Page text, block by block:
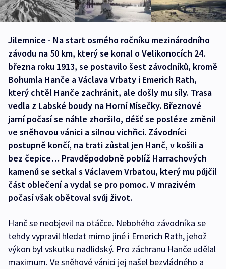
Jilemnice - Na start osmého ročníku mezinárodního
závodu na 50 km, který se konal o Velikonocích 24.
března roku 1913, se postavilo šest závodníků, kromě
Bohumla Hanče a Václava Vrbaty i Emerich Rath,
který chtěl Hanče zachránit, ale došly mu síly. Trasa
vedla z Labské boudy na Horní Mísečky. Březnové
jarní počasí se náhle zhoršilo, déšť se posléze změnil
ve sněhovou vánici a silnou vichřici. Závodníci
postupně končí, na trati zůstal jen Hanč, v košili a
bez čepice… Pravděpodobně poblíž Harrachových
kamenů se setkal s Václavem Vrbatou, který mu půjčil
část oblečení a vydal se pro pomoc. V mrazivém
počasí však obětoval svůj život.
Hanč se neobjevil na otáčce. Nebohého závodníka se
tehdy vypravil hledat mimo jiné i Emerich Rath, jehož
výkon byl vskutku nadlidský. Pro záchranu Hanče udělal
maximum. Ve sněhové vánici jej našel bezvládného a